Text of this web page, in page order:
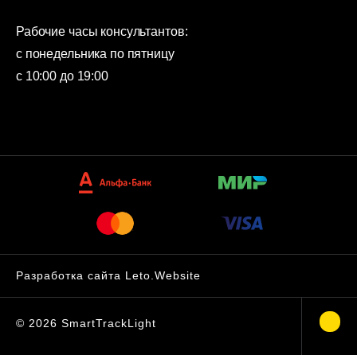
Рабочие часы консультантов:
с понедельника по пятницу
с 10:00 до 19:00
© 2026 SmartTrackLight
Разработка сайта Leto.Website